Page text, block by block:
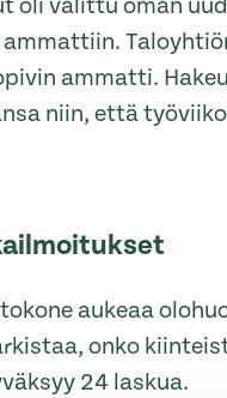
oli valittu oman
ammatti.
niin, että
aukeaa
onko
24 laskua.